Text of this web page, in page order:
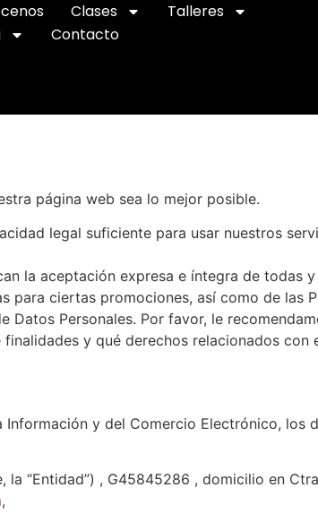
Clases
Talleres
Contacto
página web sea lo mejor posible.
legal suficiente para usar nuestros
la aceptación expresa e íntegra de todas
para ciertas promociones, así como de las
Personales. Por favor, le
y qué derechos relacionados con
y del Comercio Electrónico, los
“Entidad”) , G45845286 , domicilio en
,